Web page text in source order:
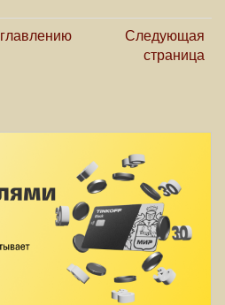
Следующая
страница